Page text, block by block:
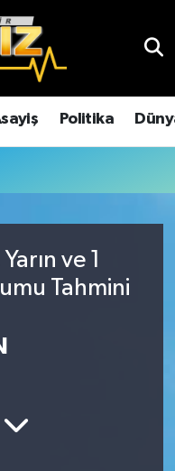
Politika
ve 1
Tahmini
ve Fikstür